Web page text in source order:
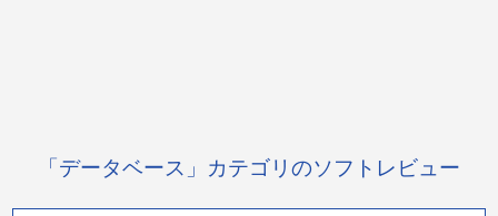
「データベース」カテゴリのソフトレビュー